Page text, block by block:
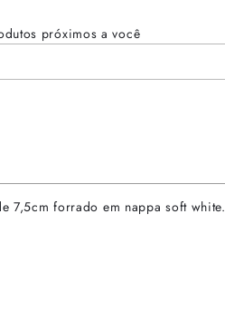
próximos a você
7,5cm forrado em nappa soft white.